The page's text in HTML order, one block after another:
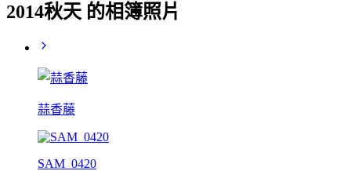
2014秋天 的相簿照片
蒜香藤
SAM_0420